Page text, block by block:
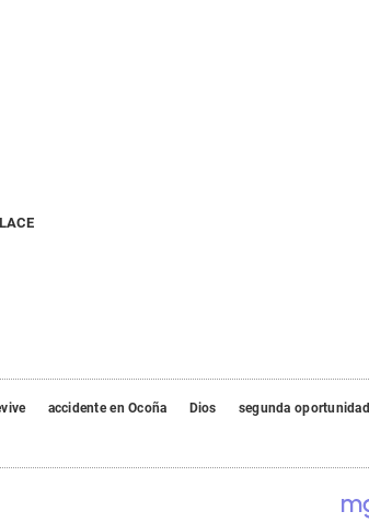
accidente en Ocoña Dios
segunda oportunidad